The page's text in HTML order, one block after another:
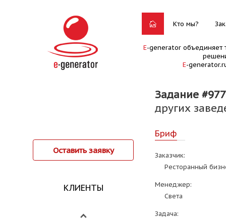
Кто мы?
E-generator объединяет
E-
Задание #977
других
Оставить заявку
КЛИЕНТЫ
Бриф
Заказчик:
Ресторанный
Менеджер:
Света
Задача: